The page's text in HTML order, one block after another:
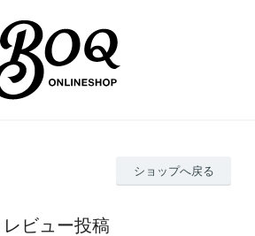
ショップへ戻る
レビュー投稿